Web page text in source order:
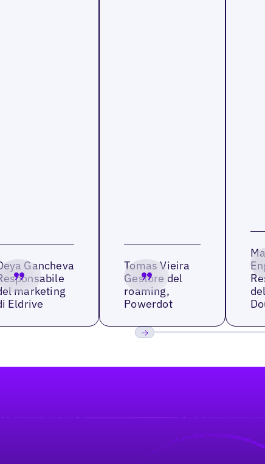
Gancheva
marketing
Eldrive
Tomas Vieira
Gestore del
roaming,
Powerdot